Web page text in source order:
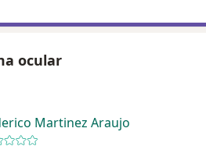
ocular
Martinez Araujo